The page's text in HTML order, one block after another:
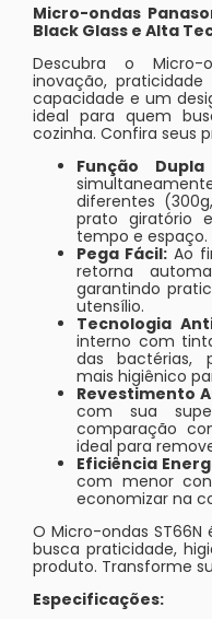
Micro-ondas
Black Glass e Alta
Descubra o Micro-
inovação,
capacidade e um
ideal para quem
cozinha. Confira seus
Função
diferentes
prato giratório
tempo e espaço.
Pega Fácil: Ao
retorna
garantindo
utensílio.
Tecnologia
interno com
das bactérias,
mais higiênico
Revestimento
com sua
comparação
ideal para
Eficiência
com menor
economizar na
O Micro-ondas
busca praticidade,
produto. Transforme
Especificações: